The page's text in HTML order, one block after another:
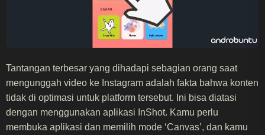
Tantangan terbesar yang dihadapi sebagian orang saat
mengunggah video ke Instagram adalah fakta bahwa konten
tidak di optimasi untuk platform tersebut. Ini bisa diatasi
dengan menggunakan aplikasi InShot. Kamu perlu
membuka aplikasi dan memilih mode ‘Canvas’, dan kamu